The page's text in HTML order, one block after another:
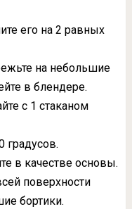
его на 2 равных
на небольшие
в блендере.
с 1 стаканом
градусов.
в качестве основы.
поверхности
бортики.